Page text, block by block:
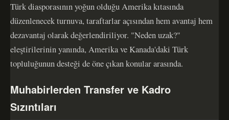
Türk diasporasının yoğun olduğu Amerika kıtasında
düzenlenecek turnuva, taraftarlar açısından hem avantaj hem
dezavantaj olarak değerlendiriliyor. "Neden uzak?"
eleştirilerinin yanında, Amerika ve Kanada'daki Türk
topluluğunun desteği de öne çıkan konular arasında.
Muhabirlerden Transfer ve Kadro
Sızıntıları